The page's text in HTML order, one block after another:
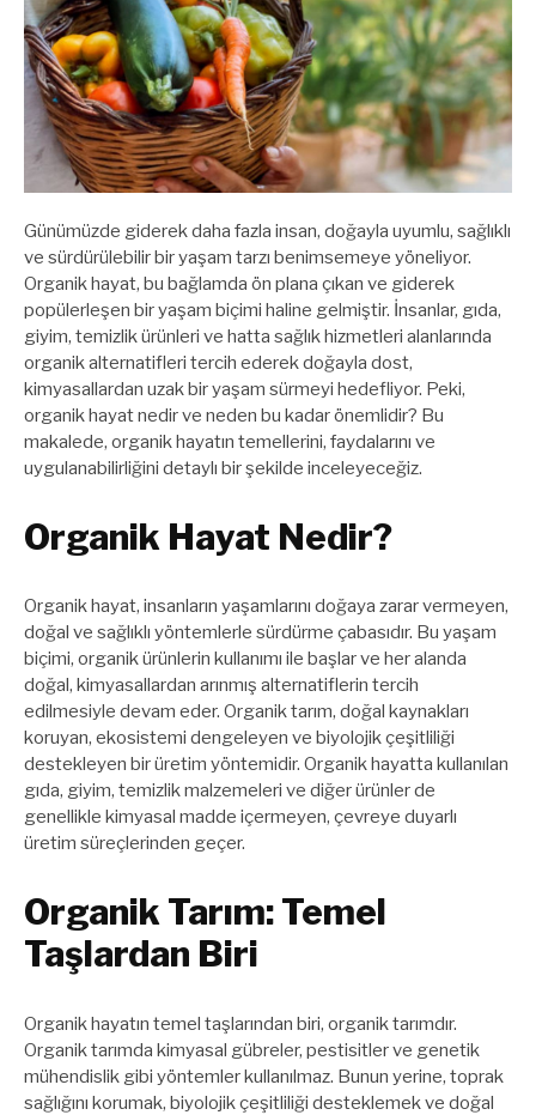
Günümüzde giderek daha fazla insan, doğayla uyumlu, sağlıklı
ve sürdürülebilir bir yaşam tarzı benimsemeye yöneliyor.
Organik hayat, bu bağlamda ön plana çıkan ve giderek
popülerleşen bir yaşam biçimi haline gelmiştir. İnsanlar, gıda,
giyim, temizlik ürünleri ve hatta sağlık hizmetleri alanlarında
organik alternatifleri tercih ederek doğayla dost,
kimyasallardan uzak bir yaşam sürmeyi hedefliyor. Peki,
organik hayat nedir ve neden bu kadar önemlidir? Bu
makalede, organik hayatın temellerini, faydalarını ve
uygulanabilirliğini detaylı bir şekilde inceleyeceğiz.
Organik Hayat Nedir?
Organik hayat, insanların yaşamlarını doğaya zarar vermeyen,
doğal ve sağlıklı yöntemlerle sürdürme çabasıdır. Bu yaşam
biçimi, organik ürünlerin kullanımı ile başlar ve her alanda
doğal, kimyasallardan arınmış alternatiflerin tercih
edilmesiyle devam eder. Organik tarım, doğal kaynakları
koruyan, ekosistemi dengeleyen ve biyolojik çeşitliliği
destekleyen bir üretim yöntemidir. Organik hayatta kullanılan
gıda, giyim, temizlik malzemeleri ve diğer ürünler de
genellikle kimyasal madde içermeyen, çevreye duyarlı
üretim süreçlerinden geçer.
Organik Tarım: Temel
Taşlardan Biri
Organik hayatın temel taşlarından biri, organik tarımdır.
Organik tarımda kimyasal gübreler, pestisitler ve genetik
mühendislik gibi yöntemler kullanılmaz. Bunun yerine, toprak
sağlığını korumak, biyolojik çeşitliliği desteklemek ve doğal